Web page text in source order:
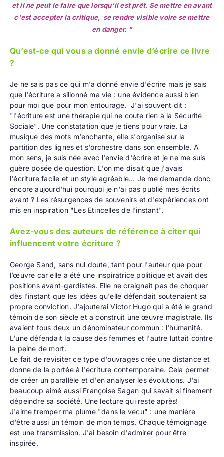
et il ne peut le faire que lorsqu'il est prêt. Se mettre en avant
c'est accepter la critique, se rendre visible voire se mettre
en danger. "
Qu’est-ce qui vous a donné envie d’écrire ce livre
?
Je ne sais pas ce qui m'a donné envie d'écrire mais je sais
que l'écriture a sillonné ma vie : une évidence aussi bien
pour moi que pour mon entourage. J'ai souvent dit :
"l'écriture est une thérapie qui ne coute rien à la Sécurité
Sociale". Une constatation que je tiens pour vraie. La
musique des mots m'enchante, elle s'organise sur la
partition des lignes et s'orchestre dans son ensemble. A
mon sens, je suis née avec l'envie d'écrire et je ne me suis
guère posée de question. L'on me disait que j'avais
l'écriture facile et un style agréable... Je me demande donc
encore aujourd'hui pourquoi je n'ai pas publié mes écrits
avant ? Les résurgences de souvenirs et d'expériences ont
mis en inspiration "Les Etincelles de l'instant".
Avez-vous des auteurs de référence à citer qui
influencent votre écriture ?
George Sand, sans nul doute, tant pour l'auteur que pour
l’œuvre car elle a été une inspiratrice politique et avait des
positions avant-gardistes. Elle ne craignait pas de choquer
dès l'instant que les idées qu'elle défendait soutenaient sa
propre conviction. J'ajouterai Victor Hugo qui a été le grand
témoin de son siècle et a construit une œuvre magistrale. Ils
avaient tous deux un dénominateur commun : l'humanité.
L'une défendait la cause des femmes et l'autre luttait contre
la peine de mort.
Le fait de revisiter ce type d'ouvrages crée une distance et
donne de la portée à l'écriture contemporaine. Cela permet
de créer un parallèle et d'en analyser les évolutions. J'ai
beaucoup aimé aussi Françoise Sagan qui savait si finement
dépeindre sa société. Une lecture qui reste après!
J'aime tremper ma plume "dans le vécu" : une manière
d'être aussi un témoin de mon temps. Chaque témoignage
est une transmission. J'ai besoin d'admirer pour être
inspirée.